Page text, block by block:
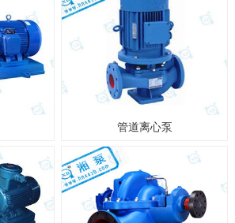
管道离心泵